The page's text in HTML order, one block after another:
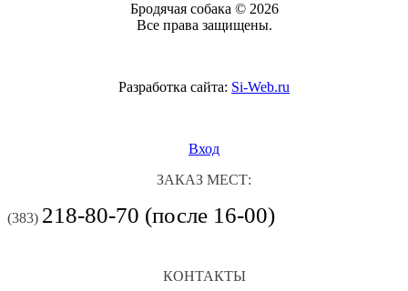
Бродячая собака © 2026
Все права защищены.
Разработка сайта: Si-Web.ru
Вход
ЗАКАЗ МЕСТ:
(383) 218-80-70 (после 16-00)
КОНТАКТЫ